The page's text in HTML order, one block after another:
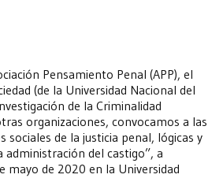
Pensamiento Penal (APP), el
(de la Universidad Nacional del
de la Criminalidad
organizaciones, convocamos a las
sociales de la justicia penal, lógicas y
del castigo”, a
mayo de 2020 en la Universidad